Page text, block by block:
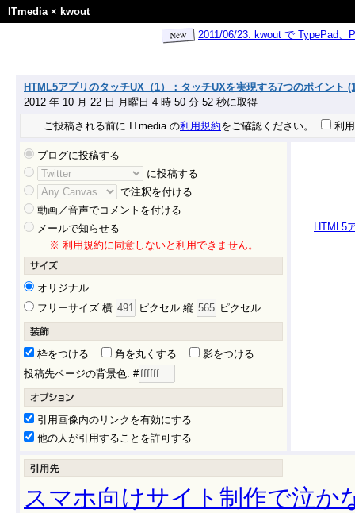
ITmedia× kwout
2011/06/23: kwout で TypePad
HTML5アプリのタッチUX（1）：タッチUXを実現する7つのポイント
2012 年 10 月 22 日 月曜日 4 時 50 分 52 秒に取得
ご投稿される前に ITmedia の利用規約をご確認ください。 利
ブログに投稿する
に投稿する
で注釈を付ける
動画／音声でコメントを付ける
メールで知らせる
※ 利用規約に同意しないと利用できません。
オリジナル
フリーサイズ 横
ピクセル 縦 ピクセル
枠をつける 角を丸くする
影をつける
投稿先ページの背景色: #
引用画像内のリンクを有効にする
他の人が引用することを許可する
HTML5
スマホ向けサイト制作で泣か